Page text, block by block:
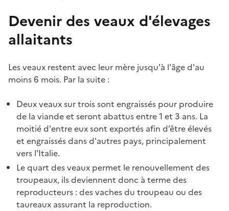
Devenir des veaux d'élevages
allaitants
Les veaux restent avec leur mère jusqu'à l'âge d'au
moins 6 mois. Par la suite :
Deux veaux sur trois sont engraissés pour produire
de la viande et seront abattus entre 1 et 3 ans. La
moitié d'entre eux sont exportés afin d’être élevés
et engraissés dans d'autres pays, principalement
vers l'Italie.
Le quart des veaux permet le renouvellement des
troupeaux, ils deviennent donc à terme des
reproducteurs : des vaches du troupeau ou des
taureaux assurant la reproduction.